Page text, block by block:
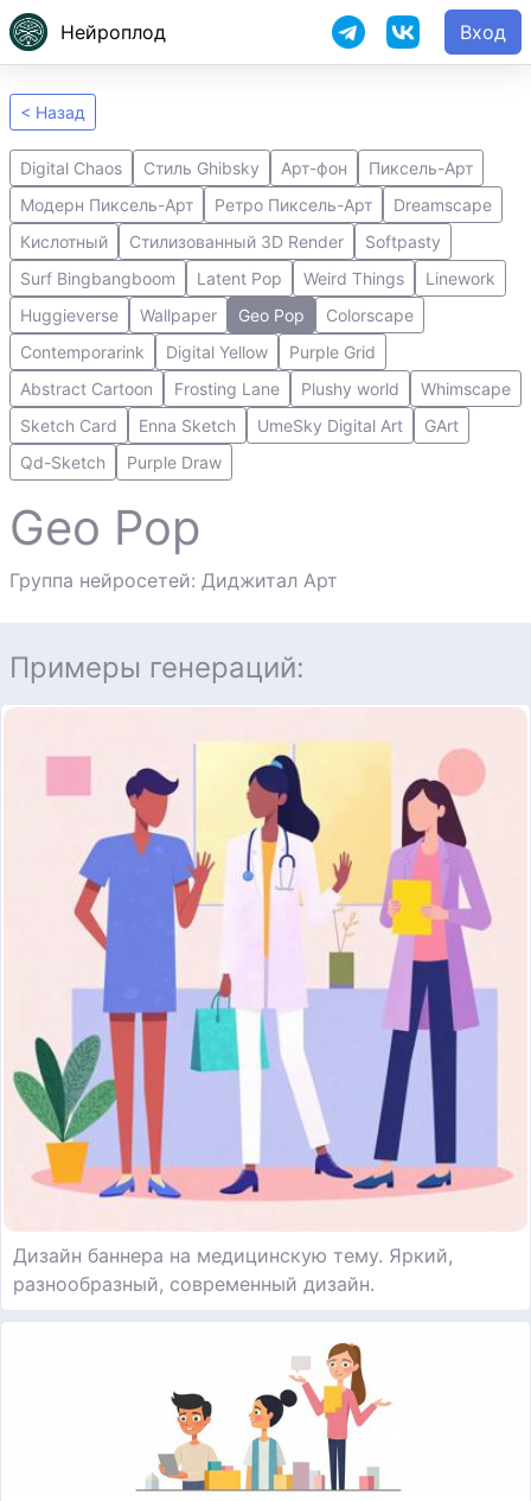
Нейроплод Вход
< Назад
Digital Chaos Стиль Ghibsky Арт-фон
Пиксель-Арт
Модерн Пиксель-Арт
Ретро Пиксель-Арт
Dreamscape
Кислотный
Стилизованный 3D Render
Softpasty
Surf Bingbangboom
Latent Pop Weird Things
Linework
Huggieverse
Wallpaper Geo Pop
Colorscape
Contemporarink
Digital Yellow
Purple Grid
Abstract Cartoon
Frosting Lane Plushy world
Whimscape
Sketch Card
Enna Sketch UmeSky Digital Art
GArt
Qd-Sketch
Purple Draw
Geo Pop
Группа нейросетей: Диджитал Арт
Примеры генераций:
Дизайн баннера на медицинскую тему. Яркий,
разнообразный, современный дизайн.